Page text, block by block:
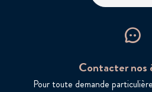
Contacter nos
Pour toute demande